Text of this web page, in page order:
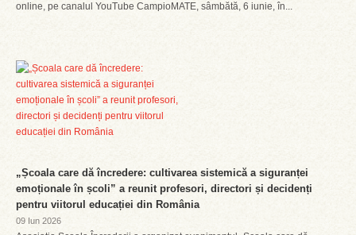
online, pe canalul YouTube CampioMATE, sâmbătă, 6 iunie, în...
„Școala care dă încredere: cultivarea sistemică a siguranței
emoționale în școli” a reunit profesori, directori și decidenți
pentru viitorul educației din România
09 Iun 2026